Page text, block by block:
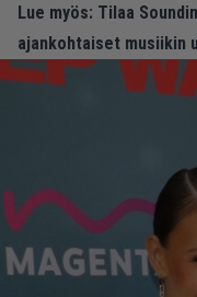
Lue myös: Tilaa
ajankohtaiset musiikin